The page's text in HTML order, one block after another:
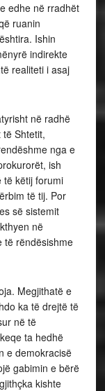
edhe në rradhët
ruanin
Ishin
indirekte
realiteti i asaj
në radhë
Shtetit,
nga e
ish
të këtij forumi
të tij. Por
së sistemit
në
të rëndësishme
Megjithatë e
ka të drejtë të
në të
ta hedhë
e demokracisë
gabimin e bërë
kishte